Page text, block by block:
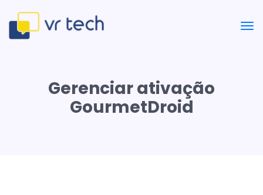
Gerenciar ativação
GourmetDroid